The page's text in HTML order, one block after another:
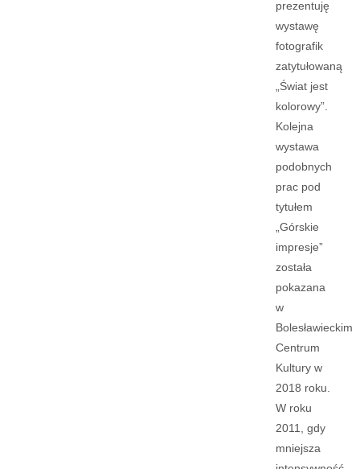
prezentuję
wystawę
fotografik
zatytułowaną
„Świat jest
kolorowy”.
Kolejna
wystawa
podobnych
prac pod
tytułem
„Górskie
impresje”
została
pokazana
w
Bolesławieckim
Centrum
Kultury w
2018 roku.
W roku
2011, gdy
mniejsza